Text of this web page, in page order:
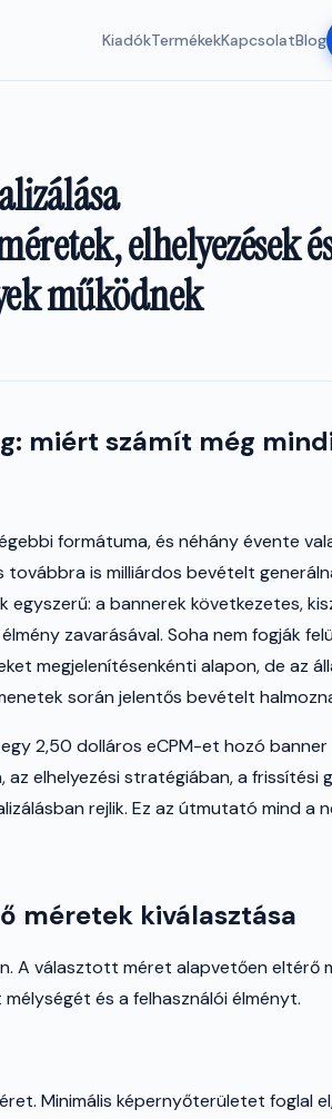
KiadókTermékekKapcsolatBlog
elhelyezések és
működnek
miért számít még
formátuma, és néhány évente
is milliárdos bevételt
egyszerű: a bannerek következetes,
zavarásával. Soha nem fogják
megjelenítésenkénti alapon, de az
során jelentős bevételt
2,50 dolláros eCPM-et hozó banner
elhelyezési stratégiában, a frissítési
rejlik. Ez az útmutató mind a
méretek kiválasztása
A választott méret alapvetően eltérő
és a felhasználói élményt.
Minimális képernyőterületet foglal